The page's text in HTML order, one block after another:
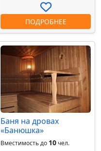
ПОДРОБНЕЕ
Баня на дровах
«Банюшка»
Вместимость до 10чел.